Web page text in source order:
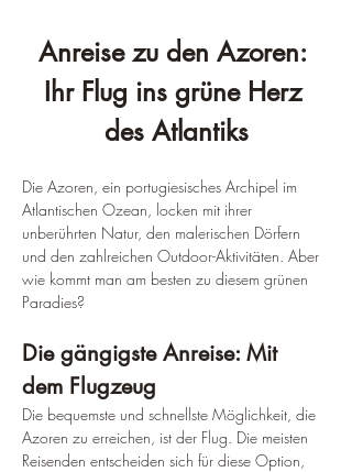
Anreise zu den Azoren:
Ihr Flug ins grüne Herz
des Atlantiks
Die Azoren, ein portugiesisches Archipel im
Atlantischen Ozean, locken mit ihrer
unberührten Natur, den malerischen Dörfern
und den zahlreichen Outdoor-Aktivitäten. Aber
wie kommt man am besten zu diesem grünen
Paradies?
Die gängigste Anreise: Mit
dem Flugzeug
Die bequemste und schnellste Möglichkeit, die
Azoren zu erreichen, ist der Flug. Die meisten
Reisenden entscheiden sich für diese Option,